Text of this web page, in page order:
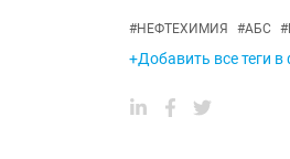
#НЕФТЕХИМИЯ #АБС #
+Добавить все теги в